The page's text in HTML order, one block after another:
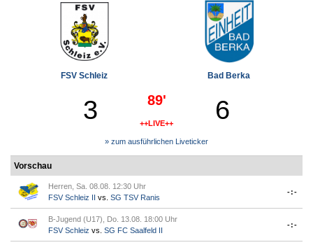
FSV Schleiz Bad Berka
3 89'
++LIVE++ 6
» zum ausführlichen Liveticker
Vorschau
Herren, Sa. 08.08. 12:30 Uhr
FSV Schleiz II vs. SG TSV Ranis
-:-
B-Jugend (U17), Do. 13.08. 18:00 Uhr
FSV Schleiz vs. SG FC Saalfeld II
-:-